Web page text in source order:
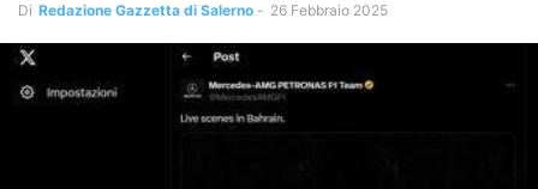
Di Redazione Gazzetta di Salerno - 26 Febbraio 2025